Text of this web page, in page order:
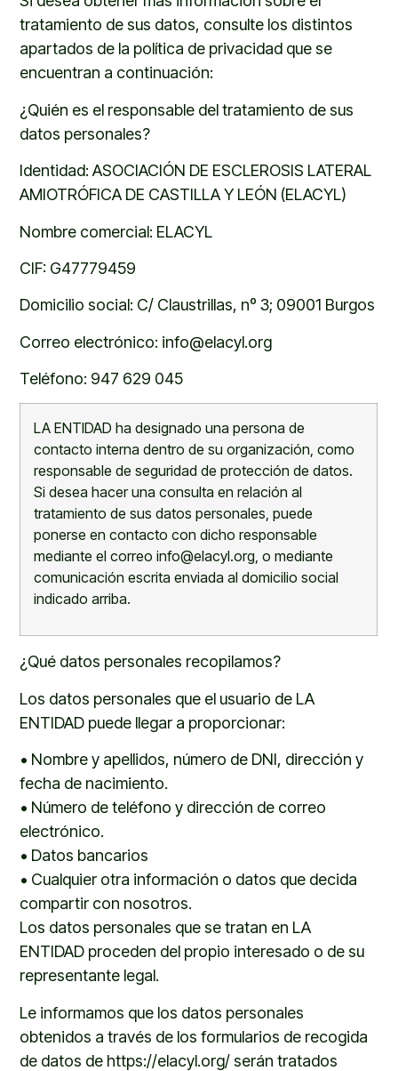
tratamiento desus datos, consulte los distintos
apartados de la política de privacidad que se
encuentran a continuación:
¿Quién es el responsable del tratamiento de sus
datos personales?
Identidad:ASOCIACIÓN DE ESCLEROSIS LATERAL
AMIOTRÓFICA DE CASTILLA Y LEÓN (ELACYL)
Nombre comercial: ELACYL
CIF: G47779459
Domicilio social: C/ Claustrillas, nº 3; 09001 Burgos
Correo electrónico: info@elacyl.org
Teléfono: 947 629 045
LA ENTIDAD ha designado una persona de
contacto interna dentro de su organización, como
responsable de seguridad de protección de datos.
Si desea hacer una consulta en relación al
tratamiento de sus datos personales, puede
ponerse en contacto con dicho responsable
mediante el correoinfo@elacyl.org, o mediante
comunicación escrita enviada al domicilio social
indicado arriba.
¿Qué datos personales recopilamos?
Los datos personales que el usuario de LA
ENTIDAD puede llegar a proporcionar:
• Nombre y apellidos, número de DNI, dirección y
fecha de nacimiento.
• Número de teléfono y dirección de correo
electrónico.
• Datos bancarios
• Cualquier otra información o datos que decida
compartir con nosotros.
Los datos personales que se tratan en LA
ENTIDAD proceden del propio interesado o de su
representante legal.
Le informamos que los datos personales
obtenidos a través de los formularios de recogida
de datos de https://elacyl.org/ serán tratados